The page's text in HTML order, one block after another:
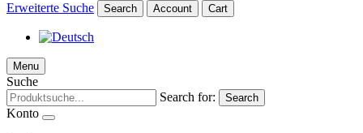
Erweiterte Suche
Search Account Cart
Menu
Suche
Search for:
Search
Konto